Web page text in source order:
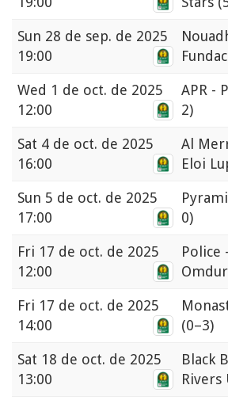
Sun 28 de sep. de 2025
19:00
Wed 1 de oct. de 2025
12:00
APR -
2)
Sat 4 de oct. de 2025
16:00
Al
Eloi
Sun 5 de oct. de 2025
17:00
0)
Fri 17 de oct. de 2025
12:00
Police
Fri 17 de oct. de 2025
14:00
(0–3)
Sat 18 de oct. de 2025
13:00
Black
Rivers